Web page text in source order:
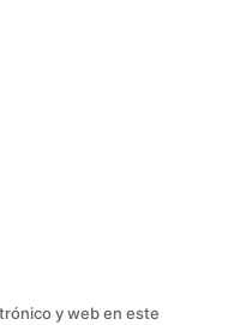
y web en este